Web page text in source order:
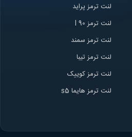
لنت ترمز پراید
لنت ترمز l 90
لنت ترمز سمند
لنت ترمز تیبا
لنت ترمز کوییک
لنت ترمز هایما s5